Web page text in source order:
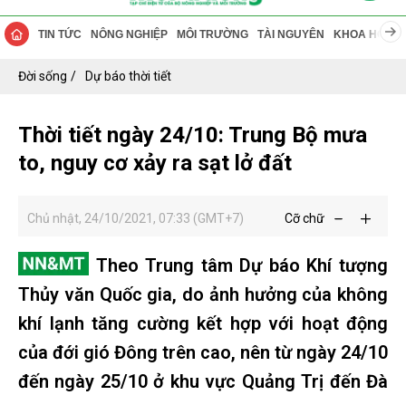
TIN TỨC NÔNG NGHIỆP MÔI TRƯỜNG TÀI NGUYÊN KHOA HỌC
Đời sống Dự báo thời tiết
Thời tiết ngày 24/10: Trung Bộ mưa
to, nguy cơ xảy ra sạt lở đất
Chủ nhật, 24/10/2021, 07:33 (GMT+7) Cỡ chữ
Theo Trung tâm Dự báo Khí tượng
Thủy văn Quốc gia, do ảnh hưởng của không
khí lạnh tăng cường kết hợp với hoạt động
của đới gió Đông trên cao, nên từ ngày 24/10
đến ngày 25/10 ở khu vực Quảng Trị đến Đà